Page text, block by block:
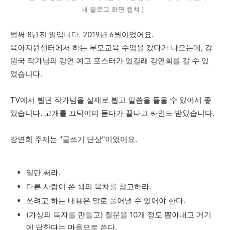
내 블로그 화면 캡쳐 )
벌써 8년전 일입니다. 2019년 6월이었어요.
육아지원센터에서 하는 부모교육 수업을 갔다가 나오는데, 강
원국 작가님의 강연 예고 포스터가 있길래 강연회를 갈 수 있
었습니다.
TV에서 뵙던 작가님을 실제로 뵙고 말씀을 들을 수 있어서 좋
았습니다. 고개를 끄덕이며 듣다가 끝나고 싸인도 받았습니다.
강연회 주제는 "글쓰기 단상"이었어요.
일단 써라.
다른 사람이 쓴 책의 목차를 참고하라.
쓰려고 하는 내용은 말로 풀어낼 수 있어야 한다.
(가상의 독자를 만들고) 질문을 10개 정도 뽑아내고 거기
에 답한다는 마음으로 쓴다.